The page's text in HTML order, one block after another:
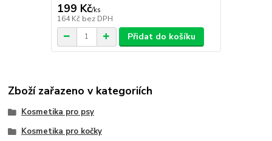
199 Kč/ks
164 Kč bez DPH
Přidat do košíku
Zboží zařazeno v kategoriích
Kosmetika pro psy
Kosmetika pro kočky